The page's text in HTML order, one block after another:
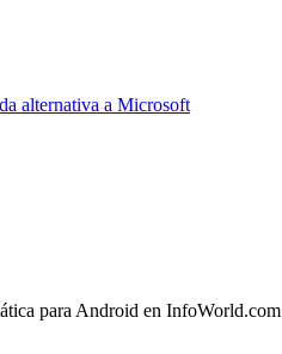
alternativa a Microsoft
para Android en InfoWorld.com